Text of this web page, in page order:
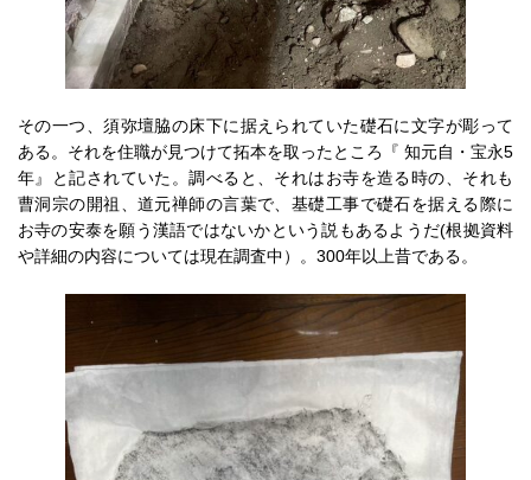
その一つ、須弥壇脇の床下に据えられていた礎石に文字が彫って
ある。それを住職が見つけて拓本を取ったところ『 知元自・宝永5
年』と記されていた。調べると、それはお寺を造る時の、それも
曹洞宗の開祖、道元禅師の言葉で、基礎工事で礎石を据える際に
お寺の安泰を願う漢語ではないかという説もあるようだ(根拠資料
や詳細の内容については現在調査中）。300年以上昔である。